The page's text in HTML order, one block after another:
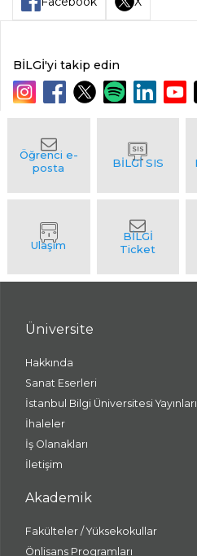
BİLGİ'yi takip edin
Üniversite
Hakkında
Sanat Eserleri
İstanbul Bilgi Üniversitesi Yayınları
İhaleler
İş Olanakları
İletişim
Akademik
Fakülteler / Yüksekokullar
Önlisans Programları